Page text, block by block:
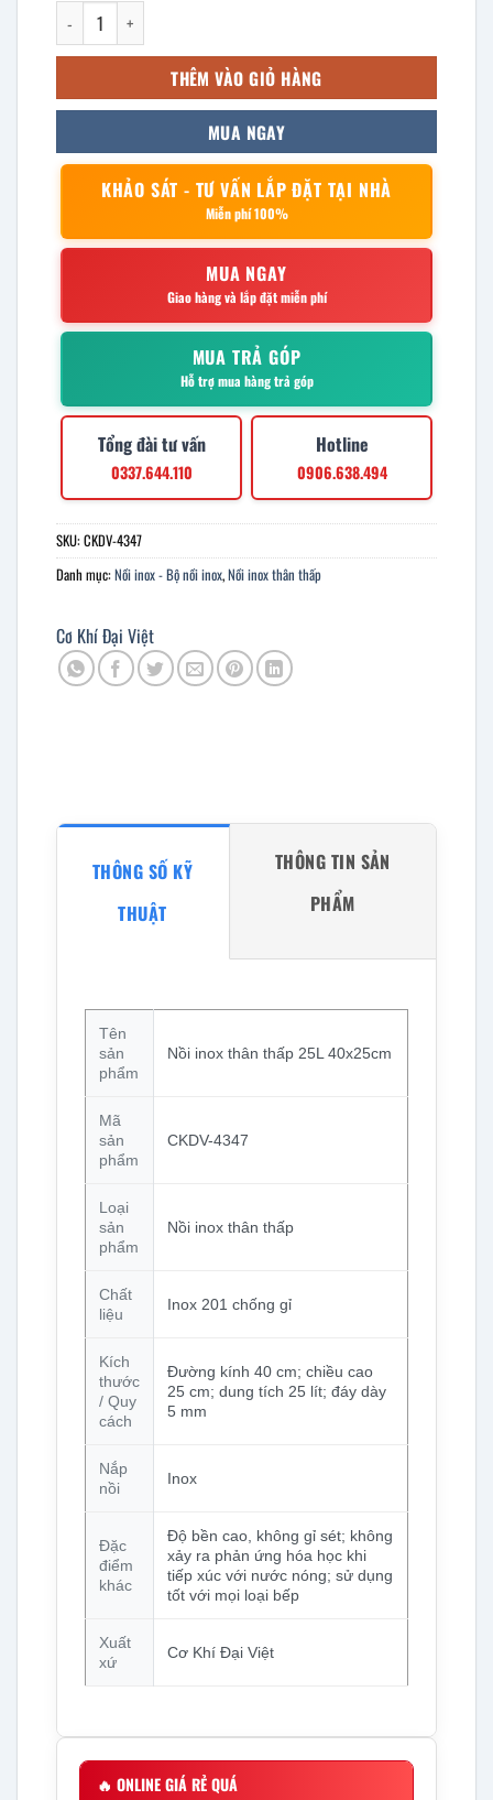
Nồi inox thân thấp 25L 40x25cm số lượng
THÊM VÀO GIỎ HÀNG
MUA NGAY
KHẢO SÁT - TƯ VẤN LẮP ĐẶT TẠI NHÀ
Miễn phí 100%
MUA NGAY
Giao hàng và lắp đặt miễn phí
MUA TRẢ GÓP
Hỗ trợ mua hàng trả góp
Tổng đài tư vấn
0337.644.110
Hotline
0906.638.494
SKU:CKDV-4347
Danh mục:Nồi inox - Bộ nồi inox,Nồi inox thân thấp
Cơ Khí Đại Việt
THÔNG SỐ KỸ
THUẬT
THÔNG TIN SẢN
PHẨM
Tên
sản
phẩm
Nồi inox thân thấp 25L 40x25cm
Mã
sản
phẩm
CKDV-4347
Loại
sản
phẩm
Nồi inox thân thấp
Chất
liệu
Inox 201 chống gỉ
Kích
thước
/ Quy
cách
Đường kính 40 cm; chiều cao
25 cm; dung tích 25 lít; đáy dày
5 mm
Nắp
nồi
Inox
Đặc
điểm
khác
Độ bền cao, không gỉ sét; không
xảy ra phản ứng hóa học khi
tiếp xúc với nước nóng; sử dụng
tốt với mọi loại bếp
Xuất
xứ
Cơ Khí Đại Việt
🔥 ONLINE GIÁ RẺ QUÁ